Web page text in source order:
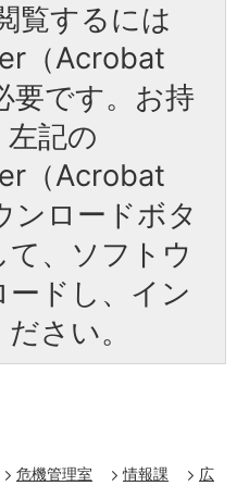
覧するには
（Acrobat
要です。お持
記の
（Acrobat
ンロードボタ
、ソフトウ
ドし、イン
さい。
危機管理室 情報課 広